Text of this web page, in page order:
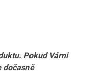
Pokud Vámi
dočasně